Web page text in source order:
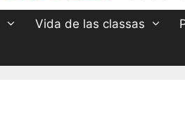
Vida de las classas